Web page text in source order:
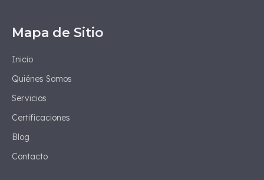
Mapa de Sitio
Inicio
Quiénes Somos
Servicios
Certificaciones
Blog
Contacto